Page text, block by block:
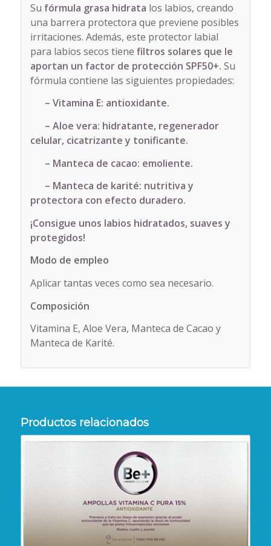
Su fórmula grasa hidrata los labios, creando
una barrera protectora que previene posibles
irritaciones. Además, este protector labial
para labios secos tiene filtros solares que le
aportan un factor de protección SPF50+. Su
fórmula contiene las siguientes propiedades:
– Vitamina E: antioxidante.
– Aloe vera: hidratante, regenerador
celular, cicatrizante y tonificante.
– Manteca de cacao: emoliente.
– Manteca de karité: nutritiva y
protectora con efecto duradero.
¡Consigue unos labios hidratados, suaves y
protegidos!
Modo de empleo
Aplicar tantas veces como sea necesario.
Composición
Vitamina E, Aloe Vera, Manteca de Cacao y
Manteca de Karité.
Productos relacionados